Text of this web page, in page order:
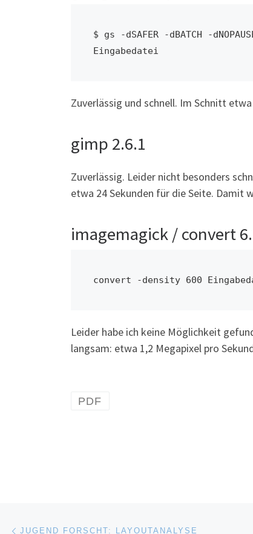
$ gs -dSAFER -dBATCH -
Eingabedatei
Zuverlässig und schnell. Im Schnitt
gimp 2.6.1
Zuverlässig. Leider nicht besonders
etwa 24 Sekunden für die Seite. Damit
imagemagick / convert
convert -density 600
Leider habe ich keine Möglichkeit
langsam: etwa 1,2 Megapixel pro
PDF
Post navigation
JUGEND FORSCHT: LAYOUTANALYSE